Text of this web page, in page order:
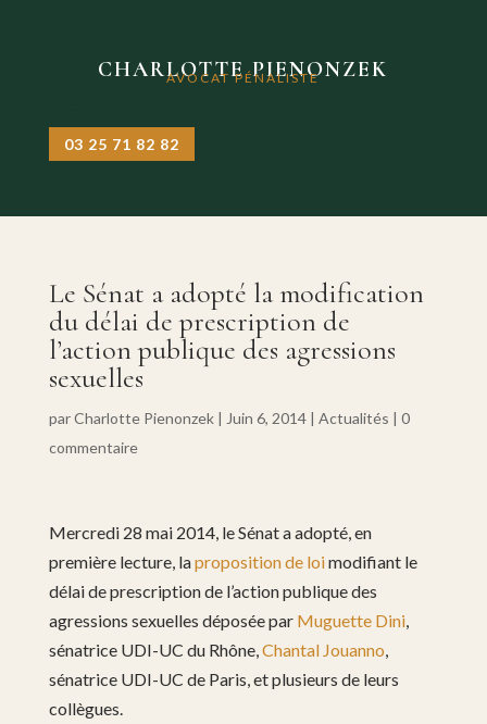
CHARLOTTE PIENONZEK
AVOCAT PÉNALISTE
03 25 71 82 82
Le Sénat a adopté la modification
du délai de prescription de
l’action publique des agressions
sexuelles
parCharlotte Pienonzek| Juin 6, 2014| Actualités | 0
commentaire
Mercredi 28 mai 2014, le Sénat a adopté, en
première lecture, laproposition de loimodifiant le
délai de prescription de l’action publique des
agressions sexuelles déposée par Muguette Dini,
sénatrice UDI-UC du Rhône,Chantal Jouanno,
sénatrice UDI-UC de Paris, et plusieurs de leurs
collègues.